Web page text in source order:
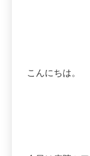
こんにちは。